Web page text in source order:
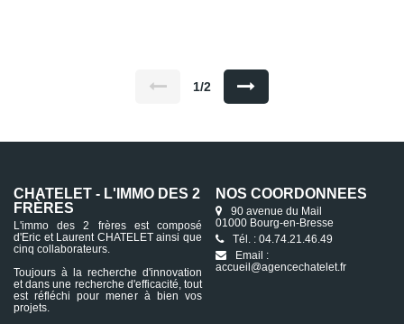
charges, les taxes ordures ménagères seront réclamées en sus
1/2
CHATELET - L'IMMO DES 2
FRÈRES
L'immo des 2 frères est composé
d'Eric et Laurent CHATELET ainsi que
cinq collaborateurs.
Toujours à la recherche d'innovation
et dans une recherche d'efficacité, tout
est réfléchi pour mener à bien vos
projets.
NOS COORDONNÉES
90 avenue du Mail
01000 Bourg-en-Bresse
Tél. : 04.74.21.46.49
Email :
accueil@agencechatelet.fr